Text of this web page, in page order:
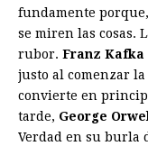
fundamente
se miren las cosas.
rubor. Franz Kafka
justo al comenzar
convierte en
tarde, George
Verdad en su burla